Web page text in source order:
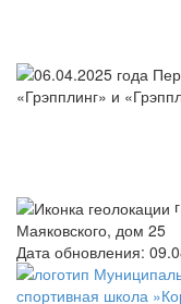
Маяковского, дом 25
Дата обновления: